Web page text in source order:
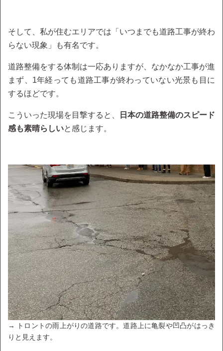
そして、私が住むエリアでは「いつまでも道路工事が終わ
らない現象」も有名です。
道路整備をする体制は一応ありますが、なかなか工事が進
まず、1年経っても道路工事が終わっていない光景も目に
するほどです。
こういった現場を目撃すると、
日本の道路整備のスピード
感も素晴らしいと感じます。
→ トロントの雨上がりの道路です。道路上に亀裂や凹凸がはっき
りと見えます。